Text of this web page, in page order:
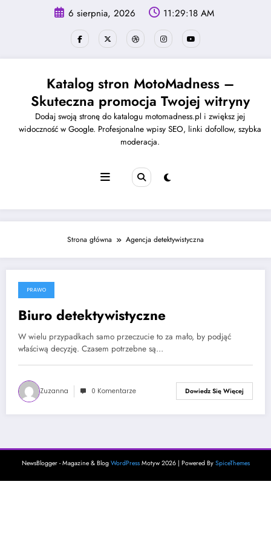
6 sierpnia, 2026 11:29:18 AM
Katalog stron MotoMadness –
Skuteczna promocja Twojej witryny
Dodaj swoją stronę do katalogu motomadness.pl i zwiększ jej
widoczność w Google. Profesjonalne wpisy SEO, linki dofollow, szybka
moderacja.
Strona główna Agencja detektywistyczna
4 października, 2025
PRAWO
Biuro detektywistyczne
W wielu przypadkach samo przeczucie to za mało, by podjąć
właściwą decyzję. Czasem potrzebne są…
Zuzanna 0 Komentarze Dowiedz Się Więcej
NewsBlogger - Magazine & Blog WordPressMotyw 2026 | Powered By SpiceThemes